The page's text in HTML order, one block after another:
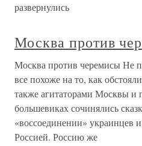
развернулись
Москва против
Москва против черемисы Не
все похоже на то, как
также агитаторами Москвы и
большевиках сочинялись
«воссоединении» украинцев
Россией. Россию же